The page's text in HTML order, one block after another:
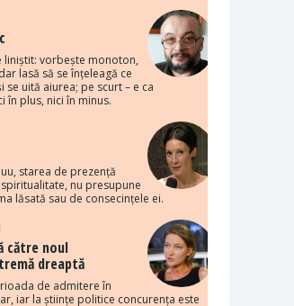
liniștit: vorbește monoton,
lasă să se înțeleagă ce
uită aiurea; pe scurt – e ca
în plus, nici în minus.
starea de prezență
nu presupune
lăsată sau de consecințele ei.
către noul
dreaptă
de admitere în
iar la științe politice concurența este